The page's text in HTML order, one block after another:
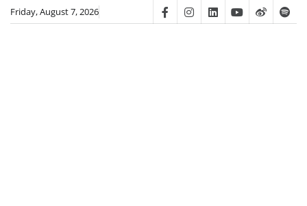
SkipFriday, August 7, 2026 FacebookInstagram
LinkedinYoutube
Weibo